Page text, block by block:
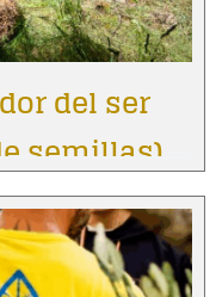
del ser
semillas)